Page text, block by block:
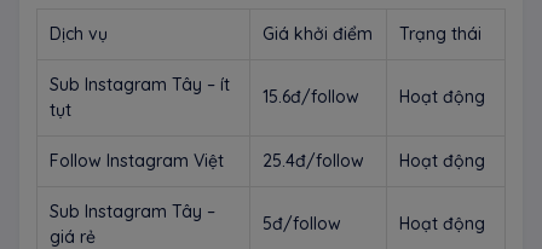
Dịch vụ Giá khởi điểm Trạng thái
Sub Instagram Tây – ít
tụt
15.6đ/follow Hoạt động
Follow Instagram Việt 25.4đ/follow Hoạt động
Sub Instagram Tây –
giá rẻ
5đ/follow Hoạt động